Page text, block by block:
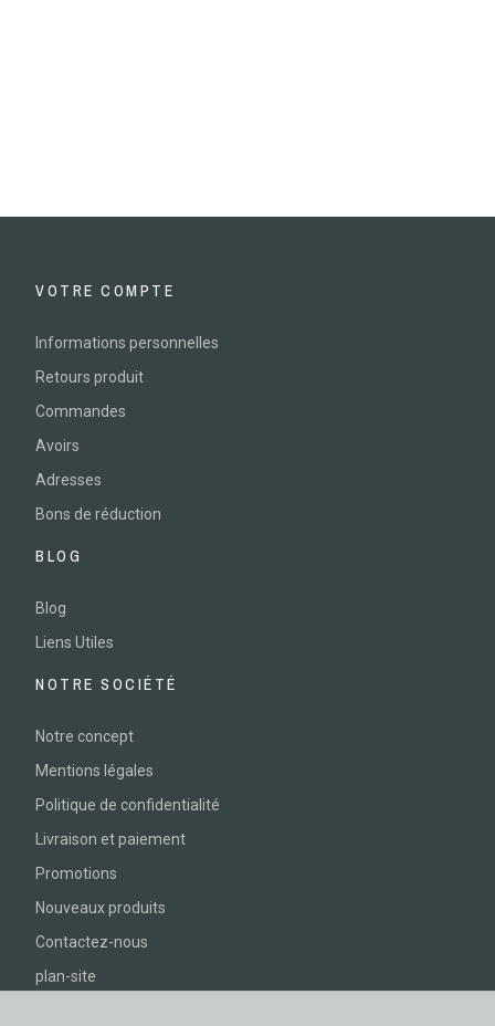
VOTRE COMPTE
Informations personnelles
Retours produit
Commandes
Avoirs
Adresses
Bons de réduction
BLOG
Blog
Liens Utiles
NOTRE SOCIÉTÉ
Notre concept
Mentions légales
Politique de confidentialité
Livraison et paiement
Promotions
Nouveaux produits
Contactez-nous
plan-site